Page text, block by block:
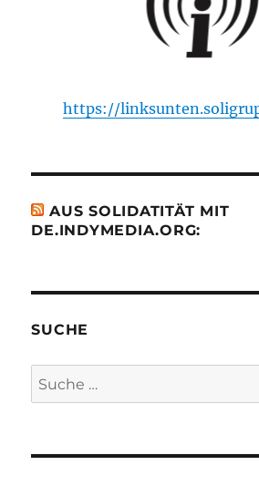
https://
AUS SOLIDATITÄT MIT
DE.INDYMEDIA.ORG:
SUCHE
Suche
nach: